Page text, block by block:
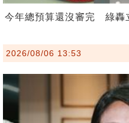
今年總預算還沒審完 綠轟
2026/08/06 13:53